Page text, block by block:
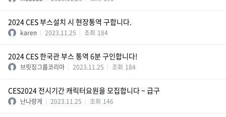
2024 CES 부스설치 시 현장통역 구합니다.
karen 2023.11.25 조회 184
2024 CES 한국관 부스 통역 6분 구인합니다!
브릿징그룹코리아 2023.11.25 조회 184
CES2024 전시기간 캐릭터요원을 모집합니다 ~ 급구
난나랑게 2023.11.25 조회 146